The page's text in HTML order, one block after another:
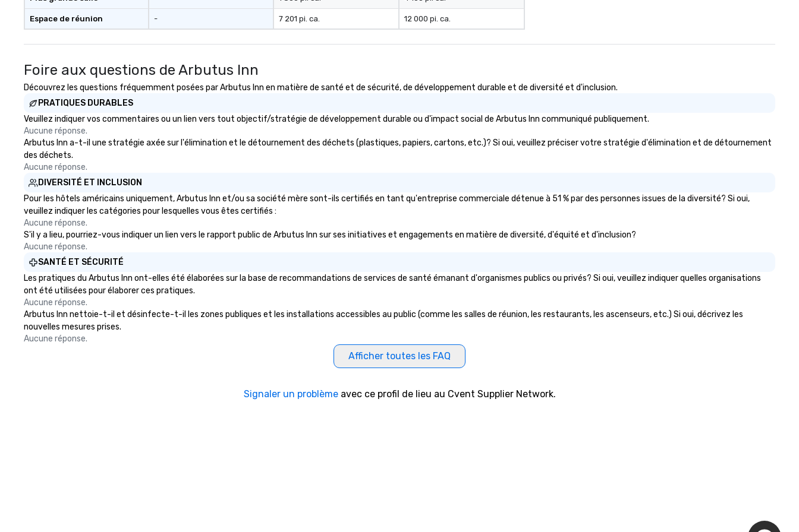
signature cocktail at various
stops. Build Your Network Our
ultimate networking
down dinner, you’re lucky to
engage the person to the left and
right of you. Because our tours
restaurants, with walking in
between, there are countless
opportunities to interact with
different people when you sit
down at each venue and as you
traverse along the way. Our
experiences not only provide
more ways to network, but a
more convivial way to do so. Large
Groups Welcome Lip Smacking
Foodie Tours is ideal for groups,
small or large. Our experiences can
accommodate groups from as
few as 1 to as many as 500
guests, making us an ideal choice
for any corporate group event.
Stress-Free Booking Process
Booking a tour is stress-free and
insured, our vehicles are
meticulously maintained for
Choose Toronto Coach Services
Wherever your journey takes you
experience!
Espace de réunion - 7 201 pi. ca. 12 000 pi. ca.
Foire aux questions de Arbutus Inn
Découvrez les questions fréquemment posées par Arbutus Inn en matière de santé et de sécurité, de développement durable et de diversité et d'inclusion.
PRATIQUES DURABLES
Veuillez indiquer vos commentaires ou un lien vers tout objectif/stratégie de développement durable ou d'impact social de Arbutus Inn communiqué publiquement.
Aucune réponse.
Arbutus Inn a-t-il une stratégie axée sur l'élimination et le détournement des déchets (plastiques, papiers, cartons, etc.)? Si oui, veuillez préciser votre stratégie d'élimination et de détournement
des déchets.
Aucune réponse.
DIVERSITÉ ET INCLUSION
Pour les hôtels américains uniquement, Arbutus Inn et/ou sa société mère sont-ils certifiés en tant qu'entreprise commerciale détenue à 51 % par des personnes issues de la diversité? Si oui,
veuillez indiquer les catégories pour lesquelles vous êtes certifiés :
Aucune réponse.
S'il y a lieu, pourriez-vous indiquer un lien vers le rapport public de Arbutus Inn sur ses initiatives et engagements en matière de diversité, d'équité et d'inclusion?
Aucune réponse.
SANTÉ ET SÉCURITÉ
Les pratiques du Arbutus Inn ont-elles été élaborées sur la base de recommandations de services de santé émanant d'organismes publics ou privés? Si oui, veuillez indiquer quelles organisations
ont été utilisées pour élaborer ces pratiques.
Aucune réponse.
Arbutus Inn nettoie-t-il et désinfecte-t-il les zones publiques et les installations accessibles au public (comme les salles de réunion, les restaurants, les ascenseurs, etc.) Si oui, décrivez les
nouvelles mesures prises.
Aucune réponse.
Afficher toutes les FAQ
Signaler un problèmeavec ce profil de lieu au Cvent Supplier Network.